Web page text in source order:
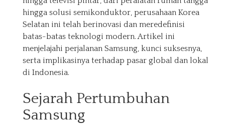
hingga solusi semikonduktor, perusahaan Korea
Selatan ini telah berinovasi dan meredefinisi
batas-batas teknologi modern. Artikel ini
menjelajahi perjalanan Samsung, kunci suksesnya,
serta implikasinya terhadap pasar global dan lokal
di Indonesia.
Sejarah Pertumbuhan
Samsung